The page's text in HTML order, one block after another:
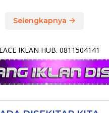
Selengkapnya
SPEACE IKLAN HUB. 0811504141